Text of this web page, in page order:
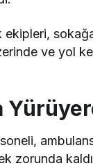
ve yol
zorunda